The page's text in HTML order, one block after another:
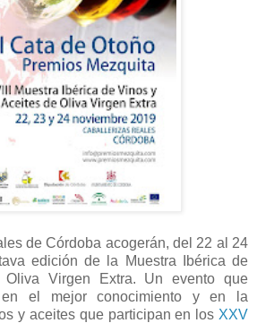
de Córdoba acogerán, del 22 al 24
edición de la Muestra Ibérica de
Virgen Extra. Un evento que
en el mejor conocimiento y en la
y aceites que participan en los XXV